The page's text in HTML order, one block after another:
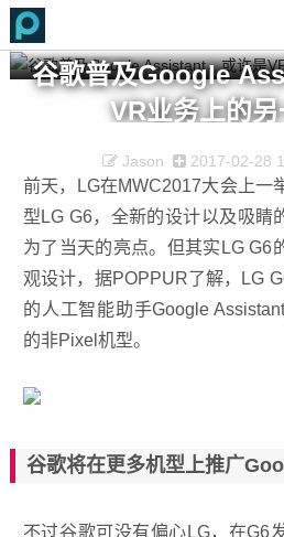
谷歌普及Google
VR业务上的
Jason 2017-02-28
前天，LG在MWC2017大会上一
型LG G6，全新的设计以及吸睛
为了当天的亮点。但其实LG G6
观设计，据POPPUR了解，LG
的人工智能助手Google
的非Pixel机型。
谷歌将在更多机型上推广
不过谷歌可没有偏心LG，在G6